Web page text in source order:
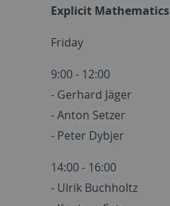
Explicit Mathematics
Friday
9:00 - 12:00
- Gerhard Jäger
- Anton Setzer
- Peter Dybjer
14:00 - 16:00
- Ulrik Buchholtz